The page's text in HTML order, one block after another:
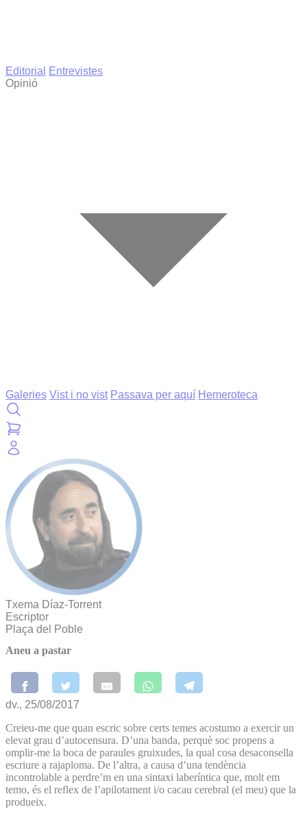
Editorial
Entrevistes
Opinió
Galeries Vist i no vist Passava per aquí Hemeroteca
Txema Díaz-Torrent
Escriptor
Plaça del Poble
Aneu a pastar
dv., 25/08/2017
Creieu-me que quan escric sobre certs temes acostumo a exercir un
elevat grau d’autocensura. D’una banda, perquè soc propens a
omplir-me la boca de paraules gruixudes, la qual cosa desaconsella
escriure a rajaploma. De l’altra, a causa d’una tendència
incontrolable a perdre’m en una sintaxi laberíntica que, molt em
temo, és el reflex de l’apilotament i/o cacau cerebral (el meu) que la
produeix.